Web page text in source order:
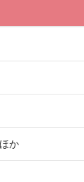
か